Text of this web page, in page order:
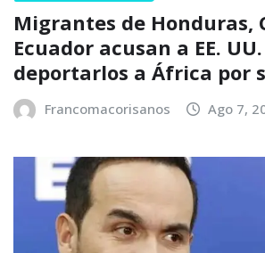
Migrantes de Honduras,
Ecuador acusan a EE.
deportarlos a África por
Francomacorisanos Ago 7,